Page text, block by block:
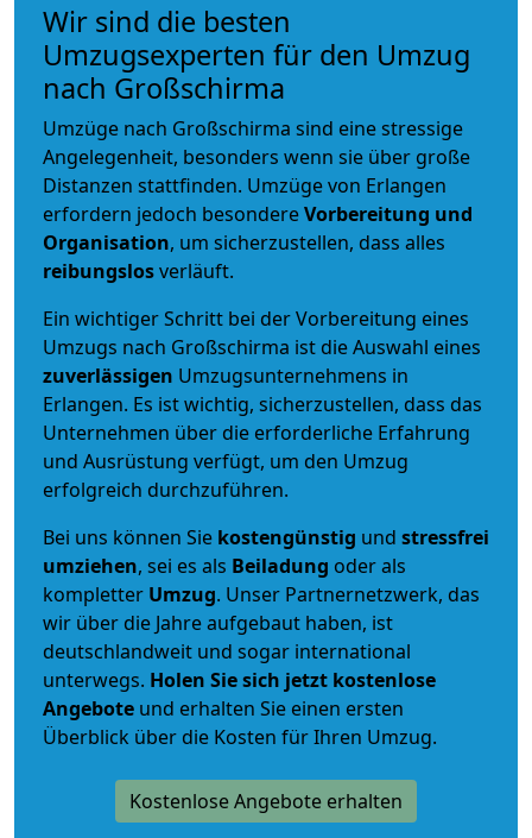
Wir sind die besten
Umzugsexperten für den Umzug
nach Großschirma
Umzüge nach Großschirma sind eine stressige
Angelegenheit, besonders wenn sie über große
Distanzen stattfinden. Umzüge von Erlangen
erfordern jedoch besondereVorbereitung und
Organisation, um sicherzustellen, dass alles
reibungslosverläuft.
Ein wichtiger Schritt bei der Vorbereitung eines
Umzugs nach Großschirma ist die Auswahl eines
zuverlässigen Umzugsunternehmens in
Erlangen. Es ist wichtig, sicherzustellen, dass das
Unternehmen über die erforderliche Erfahrung
und Ausrüstung verfügt, um den Umzug
erfolgreich durchzuführen.
Bei uns können Sie kostengünstig und stressfrei
umziehen, sei es als Beiladung oder als
kompletter Umzug. Unser Partnernetzwerk, das
wir über die Jahre aufgebaut haben, ist
deutschlandweit und sogar international
unterwegs. Holen Sie sich jetzt kostenlose
Angebote und erhalten Sie einen ersten
Überblick über die Kosten für Ihren Umzug.
Kostenlose Angebote erhalten